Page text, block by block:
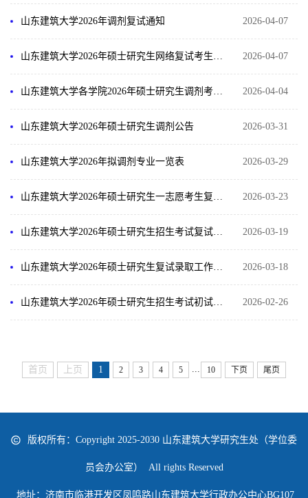
2026-04-07
山东建筑大学2026年调剂复试通知
2026-04-07
2026-04-04
2026-03-31
山东建筑大学2026年硕士研究生调剂公告
2026-03-29
山东建筑大学2026年拟调剂专业一览表
2026-03-23
2026-03-19
2026-03-18
2026-02-26
首页 上页 1 2 3 4 5 10 下页 尾页
版权所有：Copyright 2025-2030 山东建筑大学研究生处（学位委
员会办公室） All rights Reserved
地址：济南市临港开发区凤鸣路山东建筑大学行政办公中心BG107